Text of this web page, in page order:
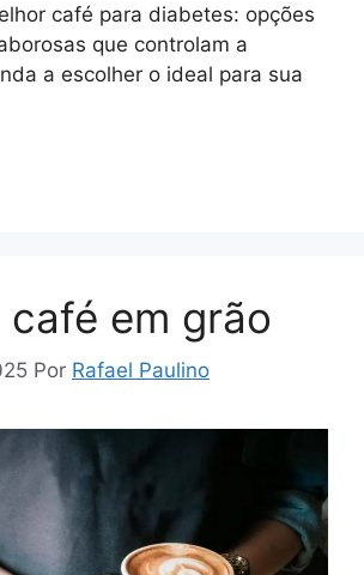
café para diabetes: opções
que controlam a
a escolher o ideal para sua
café em grão
Por Rafael Paulino